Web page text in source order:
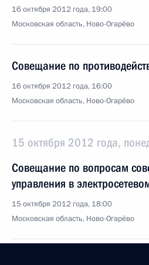
16 октября 2012 года, 19:00
Московская область, Ново-Огарёво
Совещание по
16 октября 2012 года, 16:00
Московская область, Ново-Огарёво
15 октября 2012 года,
Совещание по вопросам
управления в
15 октября 2012 года, 18:00
Московская область, Ново-Огарёво